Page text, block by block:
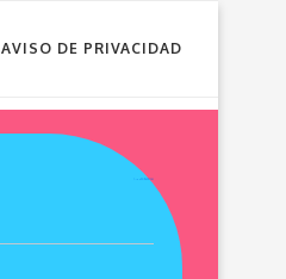
AVISO DE PRIVACIDAD